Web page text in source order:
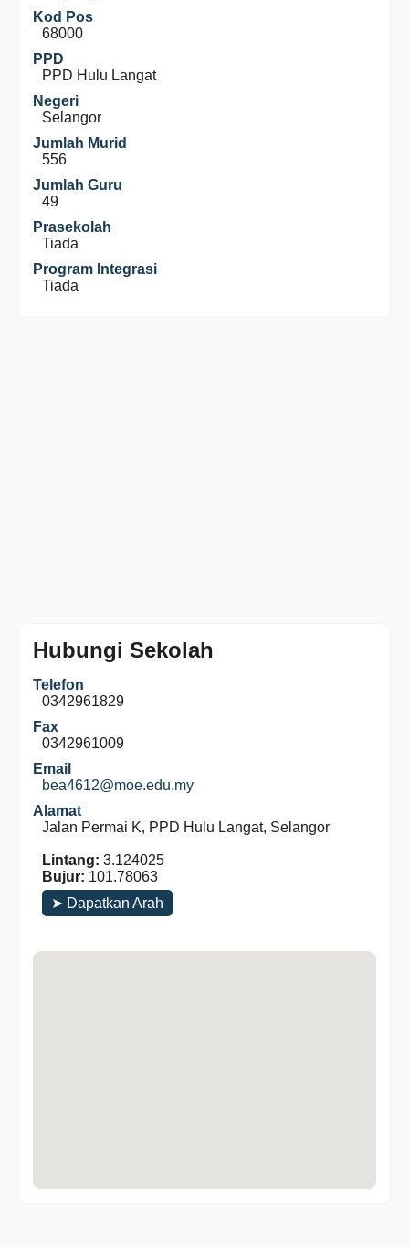
Kod Pos
68000
PPD
PPD Hulu Langat
Negeri
Selangor
Jumlah Murid
556
Jumlah Guru
49
Prasekolah
Tiada
Program Integrasi
Tiada
Hubungi Sekolah
Telefon
0342961829
Fax
0342961009
Email
bea4612@moe.edu.my
Alamat
Jalan Permai K, PPD Hulu Langat, Selangor
Lintang: 3.124025
Bujur: 101.78063
➤ Dapatkan Arah